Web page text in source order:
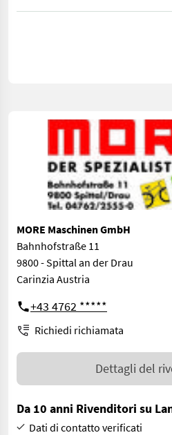
- Rückwärtskipper - elektrische
MORE Maschinen GmbH
Bahnhofstraße 11
9800 - Spittal an der Drau
Carinzia Austria
+43 4762 *****
Richiedi richiamata
Dettagli del
Da 10 anni Rivenditori su
Dati di contatto verificati